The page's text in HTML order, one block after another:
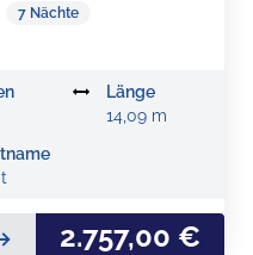
7 Nächte
Länge
14,09 m
2.757,00 €